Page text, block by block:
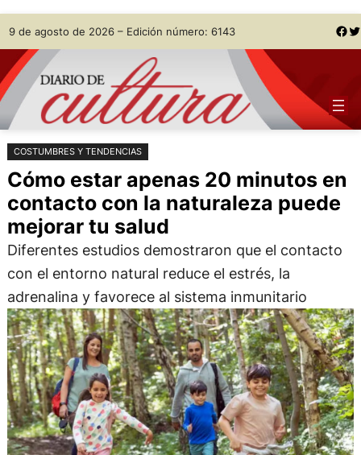
Saltar
al
contenido
Skip
to
content
9 de agosto de 2026 – Edición número: 6143 Facebook Twitter
COSTUMBRES Y TENDENCIAS
Cómo estar apenas 20 minutos en
contacto con la naturaleza puede
mejorar tu salud
Diferentes estudios demostraron que el contacto
con el entorno natural reduce el estrés, la
adrenalina y favorece al sistema inmunitario